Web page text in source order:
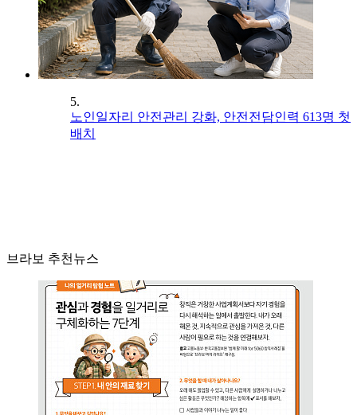
5.
노인일자리 안전관리 강화, 안전전담인력 613명 첫
배치
브라보 추천뉴스